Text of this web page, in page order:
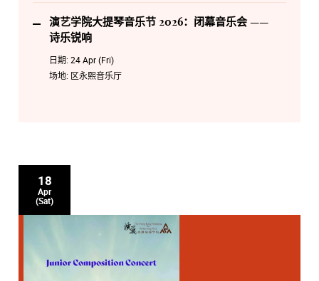
演艺学院大提琴音乐节 2026：闭幕音乐会 ——
诗乐锐响
日期: 24 Apr (Fri)
场地: 区永熙音乐厅
18
Apr
(Sat)